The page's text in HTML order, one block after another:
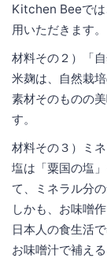
Kitchen Beeでは
用いただきます。
材料その２）「
米麹は、自然栽
素材そのものの
す。
材料その３）ミ
塩は「粟国の塩
て、ミネラル分
しかも、お味噌
日本人の食生活
お味噌汁で補え